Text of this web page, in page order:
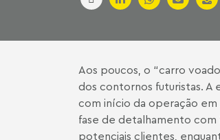
Aos poucos, o “carro
dos contornos futuristas.
com início da operação
fase de detalhamento
potenciais clientes,